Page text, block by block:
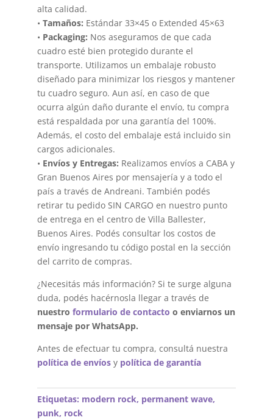
alta calidad.
• Tamaños: Estándar 33×45 o Extended 45×63
• Packaging: Nos aseguramos de que cada
cuadro esté bien protegido durante el
transporte. Utilizamos un embalaje robusto
diseñado para minimizar los riesgos y mantener
tu cuadro seguro. Aun así, en caso de que
ocurra algún daño durante el envío, tu compra
está respaldada por una garantía del 100%.
Además, el costo del embalaje está incluido sin
cargos adicionales.
• Envíos y Entregas: Realizamos envíos a CABA y
Gran Buenos Aires por mensajería y a todo el
país a través de Andreani. También podés
retirar tu pedido SIN CARGO en nuestro punto
de entrega en el centro de Villa Ballester,
Buenos Aires. Podés consultar los costos de
envío ingresando tu código postal en la sección
del carrito de compras.
¿Necesitás más información? Si te surge alguna
duda, podés hacérnosla llegar a través de
nuestro formulario de contacto o enviarnos un
mensaje por WhatsApp.
Antes de efectuar tu compra, consultá nuestra
política de envíosy política de garantía
Etiquetas: modern rock, permanent wave,
punk, rock